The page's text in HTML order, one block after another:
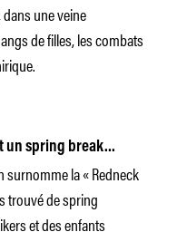
une veine
de filles, les combats
un spring break…
surnomme la « Redneck
trouvé de spring
et des enfants